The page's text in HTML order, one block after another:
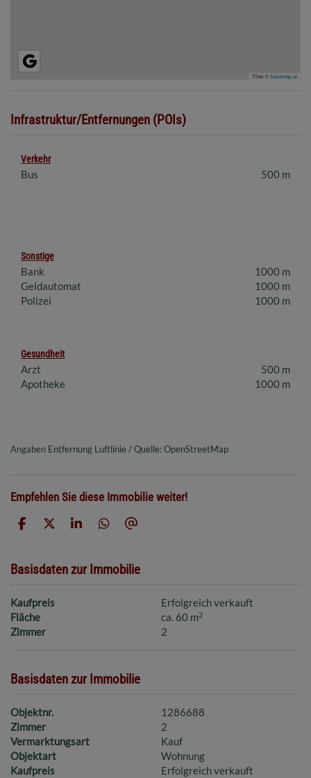
Tiles ©basemap.at
Infrastruktur/Entfernungen (POIs)
Verkehr
Bus 500 m
Sonstige
Bank
1000 m
Geldautomat
1000 m
Polizei
1000 m
Gesundheit
Arzt
500 m
Apotheke
1000 m
Angaben Entfernung Luftlinie / Quelle: OpenStreetMap
Empfehlen Sie diese Immobilie weiter!
Basisdaten zur Immobilie
Kaufpreis
Erfolgreich verkauft
Fläche
ca. 60 m2
Zimmer 2
Basisdaten zur Immobilie
Objektnr.
1286688
Zimmer
2
Vermarktungsart
Kauf
Objektart
Wohnung
Kaufpreis
Erfolgreich verkauft